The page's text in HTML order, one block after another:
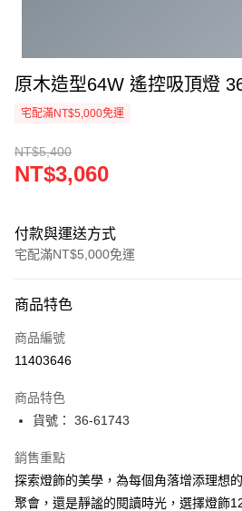
原木造型64W 遙控吸頂燈
宅配滿NT$5,000免運
NT$5,400
NT$3,060
付款與運送方式
宅配滿NT$5,000免運
信用卡一次付款
LINE Pay
街口支付
悠遊付
Google Pay
商品特色
商品編號
11403646
商品特色
貨號： 36-61743
銷售重點
探索燈飾的美學，為每個角落增添理想
聚會，還是靜謐的閱讀時光，選擇燈飾